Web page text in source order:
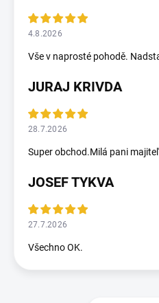
4.8.2026
Vše v naprosté pohodě.
JURAJ KRIVDA
28.7.2026
Super obchod.Milá pani
JOSEF TYKVA
27.7.2026
Všechno OK.